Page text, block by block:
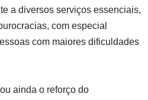
a diversos serviços essenciais,
com especial
com maiores dificuldades
ainda o reforço do